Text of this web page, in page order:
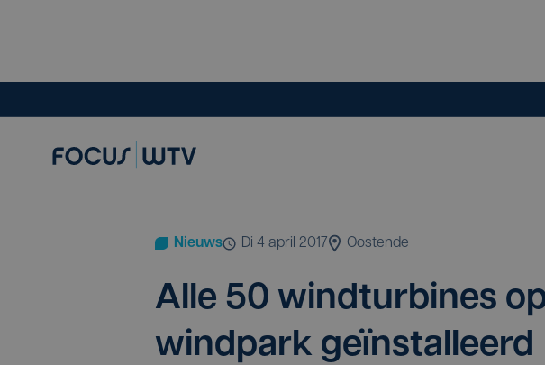
Nieuws di 4 april 2017 Oostende
Alle 50 wind­tur­bi­nes
wind­park geïnstalleerd